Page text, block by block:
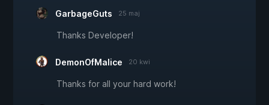
GarbageGuts 25 maj
Thanks Developer!
DemonOfMalice 20 kwi
Thanks for all your hard work!